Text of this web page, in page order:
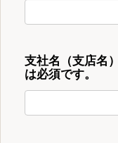
支社名（支店名
は必須です。